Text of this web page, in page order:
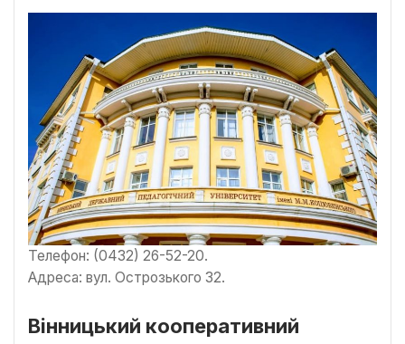
Телефон: (0432) 26-52-20.
Адреса: вул. Острозького 32.
Вінницький кооперативний